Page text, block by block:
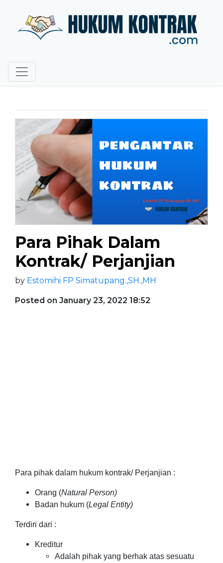
Para Pihak Dalam
Kontrak/ Perjanjian
by Estomihi FP Simatupang.,SH.,MH
Posted on January 23, 2022 18:52
Para pihak dalam hukum kontrak/ Perjanjian :
Orang (Natural Person)
Badan hukum (Legal Entity)
Terdiri dari :
Kreditur
Adalah pihak yang berhak atas sesuatu